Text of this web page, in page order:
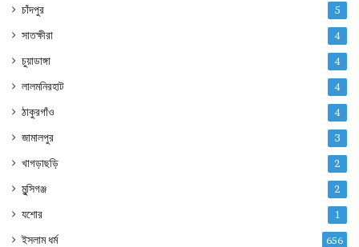
চাঁদপুর 5
সাতক্ষীরা 4
চুয়াডাঙ্গা 4
লালমনিরহাট 4
ঠাকুরগাঁও 4
জামালপুর 3
খাগড়াছড়ি 2
মুন্সিগঞ্জ 2
যশোর 1
ইসলাম ধর্ম 656